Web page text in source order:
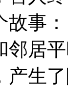
事：
邻居
产生